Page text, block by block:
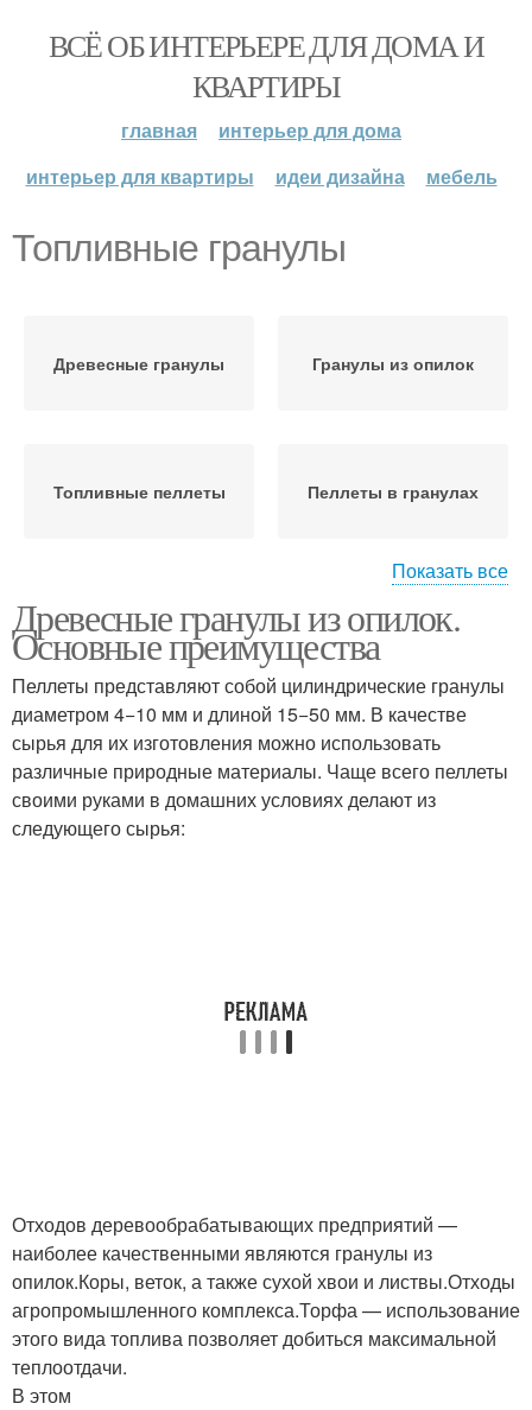
ВСЁ ОБ ИНТЕРЬЕРЕ ДЛЯ ДОМА И
КВАРТИРЫ
главная
интерьер для дома
интерьер для квартиры
идеи дизайна мебель
Топливные гранулы
Древесные гранулы Гранулы из опилок
Топливные пеллеты Пеллеты в гранулах
Гранулы из лузги Топливные брикеты
Гранулы из лиственных
или
Гранулы для топки
Показать все
Древесные гранулы из опилок.
Основные преимущества
Пеллеты представляют собой цилиндрические гранулы
диаметром 4−10 мм и длиной 15−50 мм. В качестве
сырья для их изготовления можно использовать
различные природные материалы. Чаще всего пеллеты
своими руками в домашних условиях делают из
следующего сырья:
Отходов деревообрабатывающих предприятий —
наиболее качественными являются гранулы из
опилок.Коры, веток, а также сухой хвои и листвы.Отходы
агропромышленного комплекса.Торфа — использование
этого вида топлива позволяет добиться максимальной
теплоотдачи.
В этом